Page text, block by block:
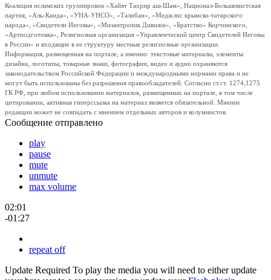
Коалиция исламских группировок «Хайят Тахрир аш-Шам», Национал-Большевистская
партия, «Аль-Каида», «УНА-УНСО», «Талибан», «Меджлис крымско-татарского
народа», «Свидетели Иеговы», «Мизантропик Дивижн», «Братство» Корчинского,
«Артподготовка», Религиозная организация «Управленческий центр Свидетелей Иеговы
в России» и входящие в ее структуру местные религиозные организации.
Информация, размещенная на портале, а именно: текстовые материалы, элементы
дизайна, логотипы, товарные знаки, фотографии, видео и аудио охраняются
законодательством Российской Федерации и международными нормами права и не
могут быть использованы без разрешения правообладателей. Согласно ст.ст. 1274,1275
ГК РФ, при любом использовании материалов, размещенных на портале, в том числе
цитировании, активная гиперссылка на материал является обязательной. Мнение
редакции может не совпадать с мнением отдельных авторов и колумнистов.
Сообщение отправлено
play
pause
mute
unmute
max volume
02:01
-01:27
repeat off
Update Required To play the media you will need to either update